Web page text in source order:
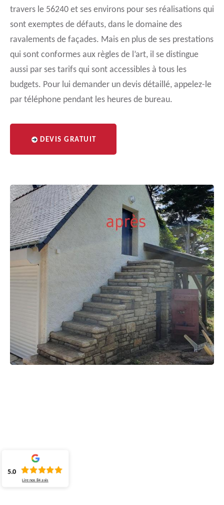
travers le 56240 et ses environs pour ses réalisations qui
sont exemptes de défauts, dans le domaine des
ravalements de façades. Mais en plus de ses prestations
qui sont conformes aux règles de l’art, il se distingue
aussi par ses tarifs qui sont accessibles à tous les
budgets. Pour lui demander un devis détaillé, appelez-le
par téléphone pendant les heures de bureau.
DEVIS GRATUIT
5.0
Lire nos84 avis